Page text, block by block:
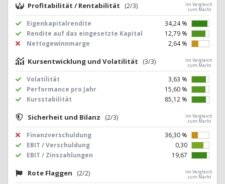
Profitabilität / Rentabilität (2/3)
Im Vergleich
zum Markt
Eigenkapitalrendite
34,24 %
Rendite auf das eingesetzte Kapital
12,79 %
Nettogewinnmarge
2,64 %
Kursentwicklung und Volatilität (3/3)
Im Vergleich
zum Markt
Volatilität
3,63 %
Performance pro Jahr
15,60 %
Kursstabilität
85,12 %
Sicherheit und Bilanz (2/3)
Im Vergleich
zum Markt
Finanzverschuldung
36,30 %
EBIT / Verschuldung
0,30
EBIT / Zinszahlungen
19,67
Rote Flaggen (2/2)
Im Vergleich
zum Markt